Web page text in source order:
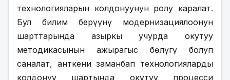
технологияларын колдонуунун ролу каралат.
Бул билим берүүнү модернизациялоонун
шарттарында азыркы учурда окутуу
методикасынын ажырагыс бөлүгү болуп
саналат, анткени заманбап технологияларды
колдонуу шартында окутуу процесси